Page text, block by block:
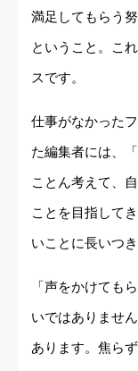
満足してもらう
ということ。こ
スです。
仕事がなかった
た編集者には、
ことん考えて、
ことを目指して
いことに長いつ
「声をかけても
いではありませ
あります。焦ら